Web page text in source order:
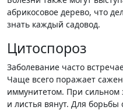
абрикосовое дерево, что
знать каждый садовод.
Цитоспороз
Заболевание часто
Чаще всего поражает
иммунитетом. При сильном
и листья вянут. Для